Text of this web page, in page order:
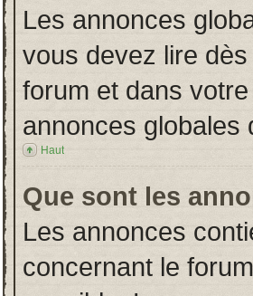
Les annonces
vous devez lire
forum et dans
annonces globales
Haut
Que sont les
Les annonces
concernant le